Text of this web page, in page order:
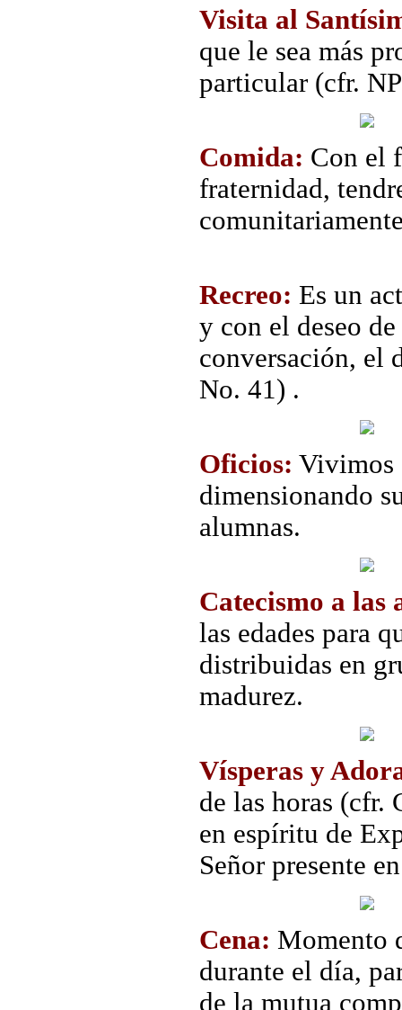
Visita al
que le sea más
particular (cfr.
Comida: Con el
fraternidad,
Recreo: Es un
y con el deseo
conversación, el
No. 41) .
Oficios: Vivimos
dimensionando
alumnas.
Catecismo a las
las edades para
distribuidas en
madurez.
Vísperas y
de las horas (cfr.
en espíritu de
Señor presente
Cena: Momento
durante el día,
de la mutua